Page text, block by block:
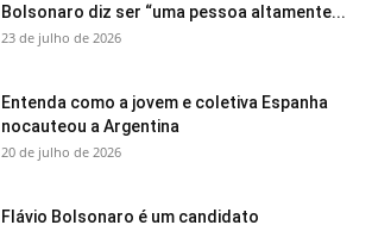
Bolsonaro diz ser “uma pessoa altamente...
23 de julho de 2026
Entenda como a jovem e coletiva Espanha
nocauteou a Argentina
20 de julho de 2026
Flávio Bolsonaro é um candidato